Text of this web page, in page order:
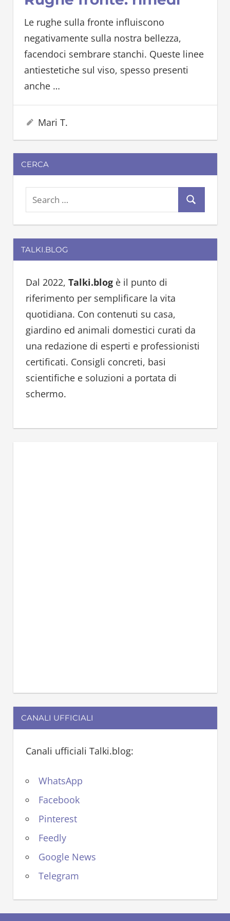
Le rughe sulla fronte influiscono
negativamente sulla nostra bellezza,
facendoci sembrare stanchi. Queste linee
antiestetiche sul viso, spesso presenti
anche …
1 Novembre 2023
Mari T.
CERCA
e
a
r
c
:
e
a
TALKI.BLOG
Dal 2022, Talki.blogè il punto di
riferimento per semplificare la vita
quotidiana. Con contenuti su casa,
giardino ed animali domestici curati da
una redazione di esperti e professionisti
certificati. Consigli concreti, basi
scientifiche e soluzioni a portata di
schermo.
CANALI UFFICIALI
Canali ufficiali Talki.blog:
WhatsApp
Facebook
Pinterest
Feedly
Google News
Telegram